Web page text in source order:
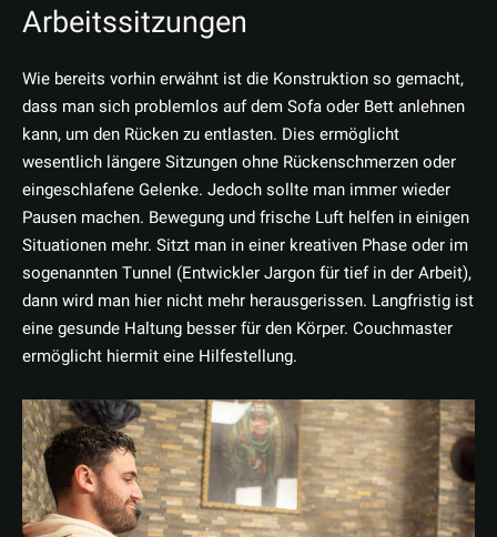
Arbeitssitzungen
Wie bereits vorhin erwähnt ist die Konstruktion so gemacht,
dass man sich problemlos auf dem Sofa oder Bett anlehnen
kann, um den Rücken zu entlasten. Dies ermöglicht
wesentlich längere Sitzungen ohne Rückenschmerzen oder
eingeschlafene Gelenke. Jedoch sollte man immer wieder
Pausen machen. Bewegung und frische Luft helfen in einigen
Situationen mehr. Sitzt man in einer kreativen Phase oder im
sogenannten Tunnel (Entwickler Jargon für tief in der Arbeit),
dann wird man hier nicht mehr herausgerissen. Langfristig ist
eine gesunde Haltung besser für den Körper. Couchmaster
ermöglicht hiermit eine Hilfestellung.